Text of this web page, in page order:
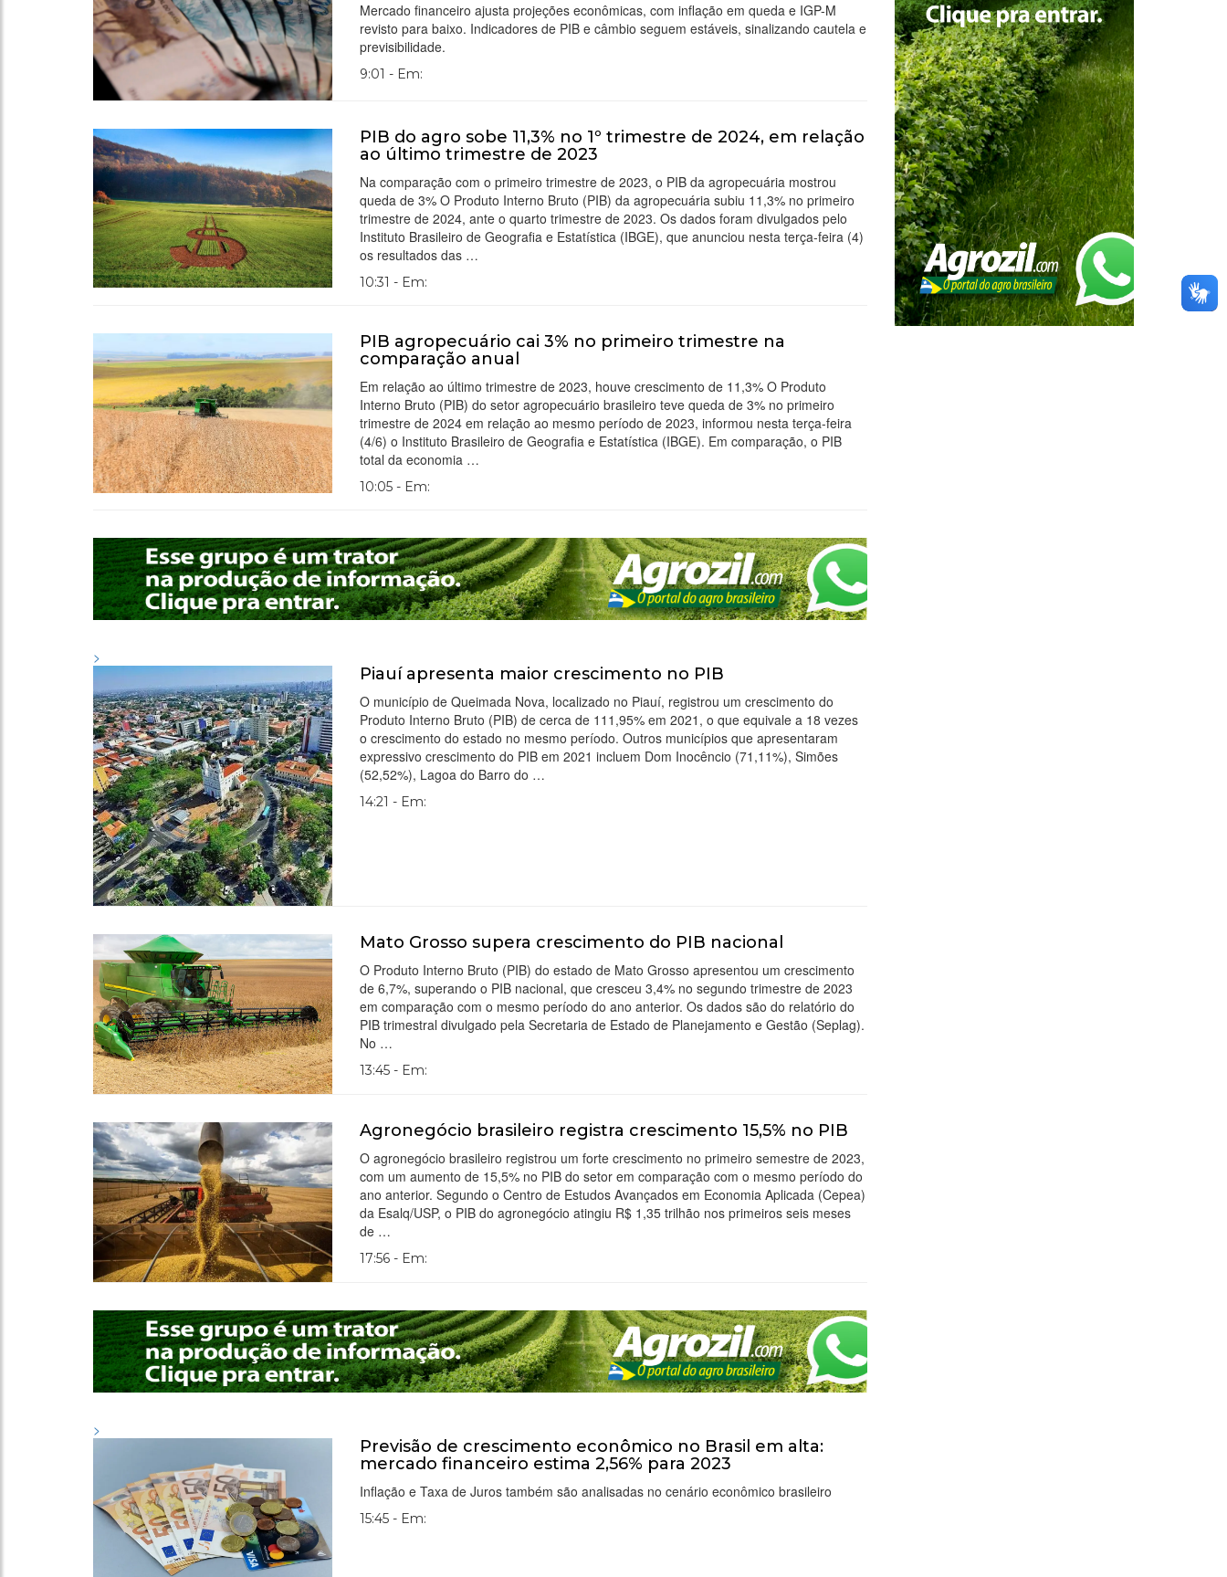
Mercado financeiro ajusta projeções econômicas, com inflação em queda e IGP-M
revisto para baixo. Indicadores de PIB e câmbio seguem estáveis, sinalizando cautela e
previsibilidade.
9:01 - Em:
PIB do agro sobe 11,3% no 1º trimestre de 2024, em relação
ao último trimestre de 2023
Na comparação com o primeiro trimestre de 2023, o PIB da agropecuária mostrou
queda de 3% O Produto Interno Bruto (PIB) da agropecuária subiu 11,3% no primeiro
trimestre de 2024, ante o quarto trimestre de 2023. Os dados foram divulgados pelo
Instituto Brasileiro de Geografia e Estatística (IBGE), que anunciou nesta terça-feira (4)
os resultados das …
10:31 - Em:
PIB agropecuário cai 3% no primeiro trimestre na
comparação anual
Em relação ao último trimestre de 2023, houve crescimento de 11,3% O Produto
Interno Bruto (PIB) do setor agropecuário brasileiro teve queda de 3% no primeiro
trimestre de 2024 em relação ao mesmo período de 2023, informou nesta terça-feira
(4/6) o Instituto Brasileiro de Geografia e Estatística (IBGE). Em comparação, o PIB
total da economia …
10:05 - Em:
>
Piauí apresenta maior crescimento no PIB
O município de Queimada Nova, localizado no Piauí, registrou um crescimento do
Produto Interno Bruto (PIB) de cerca de 111,95% em 2021, o que equivale a 18 vezes
o crescimento do estado no mesmo período. Outros municípios que apresentaram
expressivo crescimento do PIB em 2021 incluem Dom Inocêncio (71,11%), Simões
(52,52%), Lagoa do Barro do …
14:21 - Em:
Mato Grosso supera crescimento do PIB nacional
O Produto Interno Bruto (PIB) do estado de Mato Grosso apresentou um crescimento
de 6,7%, superando o PIB nacional, que cresceu 3,4% no segundo trimestre de 2023
em comparação com o mesmo período do ano anterior. Os dados são do relatório do
PIB trimestral divulgado pela Secretaria de Estado de Planejamento e Gestão (Seplag).
No …
13:45 - Em:
Agronegócio brasileiro registra crescimento 15,5% no PIB
O agronegócio brasileiro registrou um forte crescimento no primeiro semestre de 2023,
com um aumento de 15,5% no PIB do setor em comparação com o mesmo período do
ano anterior. Segundo o Centro de Estudos Avançados em Economia Aplicada (Cepea)
da Esalq/USP, o PIB do agronegócio atingiu R$ 1,35 trilhão nos primeiros seis meses
de …
17:56 - Em:
>
Previsão de crescimento econômico no Brasil em alta:
mercado financeiro estima 2,56% para 2023
Inflação e Taxa de Juros também são analisadas no cenário econômico brasileiro
15:45 - Em: